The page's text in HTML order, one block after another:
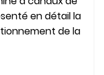
en détail la
de la